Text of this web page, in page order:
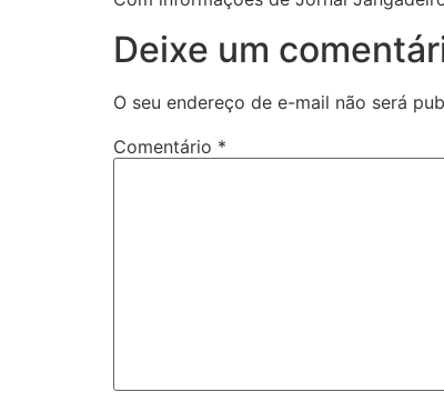
Deixe um
O seu endereço de e-mail não será
Comentário *